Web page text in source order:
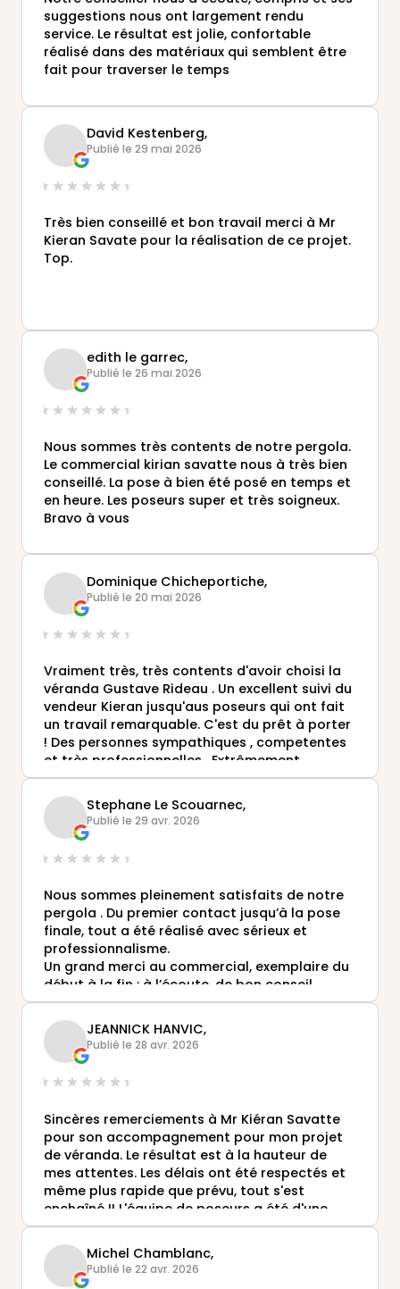
suggestions nous ont largement rendu
service. Le résultat est jolie, confortable
réalisé dans des matériaux qui semblent être
fait pour traverser le temps
David Kestenberg,
Publié le 29 mai 2026
Très bien conseillé et bon travail merci à Mr
Kieran Savate pour la réalisation de ce projet.
Top.
edith le garrec,
Publié le 26 mai 2026
Nous sommes très contents de notre pergola.
Le commercial kirian savatte nous à très bien
conseillé. La pose à bien été posé en temps et
en heure. Les poseurs super et très soigneux.
Bravo à vous
Dominique Chicheportiche,
Publié le 20 mai 2026
Vraiment très, très contents d'avoir choisi la
véranda Gustave Rideau . Un excellent suivi du
vendeur Kieran jusqu'aus poseurs qui ont fait
un travail remarquable. C'est du prêt à porter
! Des personnes sympathiques , competentes
et très professionnelles . Extrêmement
satisfaits a toutes les étapes . Nous ne
pouvons que recommander d'acheter chez
Gustave Rideau
Stephane Le Scouarnec,
Publié le 29 avr. 2026
Nous sommes pleinement satisfaits de notre
pergola . Du premier contact jusqu’à la pose
finale, tout a été réalisé avec sérieux et
professionnalisme.
Un grand merci au commercial, exemplaire du
début à la fin : à l’écoute, de bon conseil,
disponible et très réactif. Il a su nous
accompagner avec efficacité tout au long du
projet.
Mention spéciale également aux poseurs, très
professionnels, ponctuels et soucieux du
travail bien fait. Le chantier a été propre,
soigné et réalisé avec beaucoup de rigueur.
Nous recommandons vivement pour la qualité
de ses produits et le sérieux de ses équipes.
JEANNICK HANVIC,
Publié le 28 avr. 2026
Sincères remerciements à Mr Kiéran Savatte
pour son accompagnement pour mon projet
de véranda. Le résultat est à la hauteur de
mes attentes. Les délais ont été respectés et
même plus rapide que prévu, tout s'est
enchaîné !! L'équipe de poseurs a été d'une
grande efficacité et très sympathique, à
l'écoute.Je recommande l'entreprise Gustave
Rideau.Michel Chamblanc,
Publié le 22 avr. 2026